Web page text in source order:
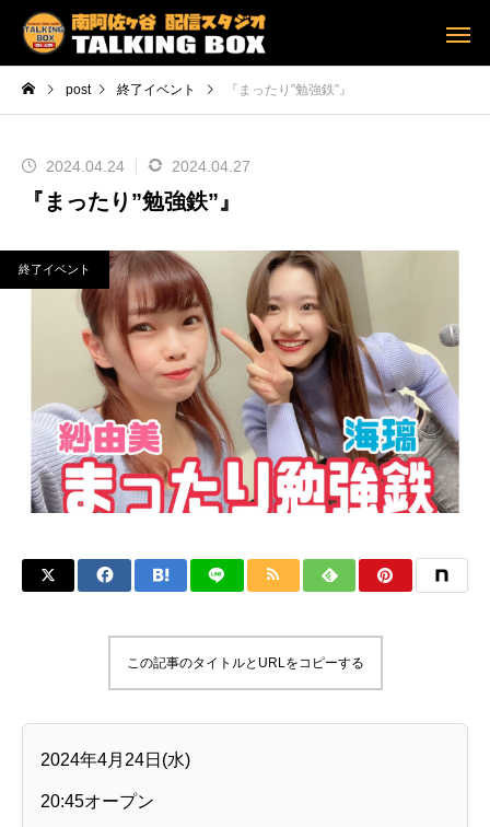
post 終了イベント 『まったり”勉強鉄”』
2024.04.24 2024.04.27
『まったり”勉強鉄”』
終了イベント
この記事のタイトルとURLをコピーする
2024年4月24日(水)
20:45オープン